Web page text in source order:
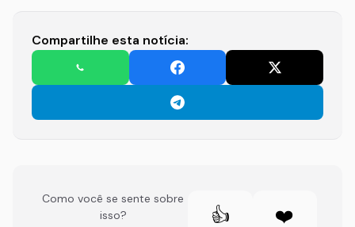
Compartilhe esta notícia:
Como você se sente sobre
isso?
👍 ❤️